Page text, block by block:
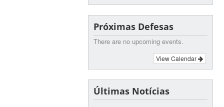
Próximas Defesas
There are no upcoming events.
View Calendar
Últimas Notícias